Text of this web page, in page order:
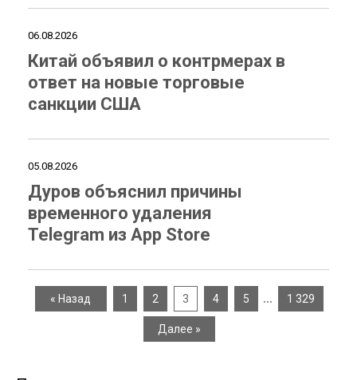
06.08.2026
Китай объявил о контрмерах в
ответ на новые торговые
санкции США
05.08.2026
Дуров объяснил причины
временного удаления
Telegram из App Store
« Назад 1 2 3 4 5 … 1 329
Далее »